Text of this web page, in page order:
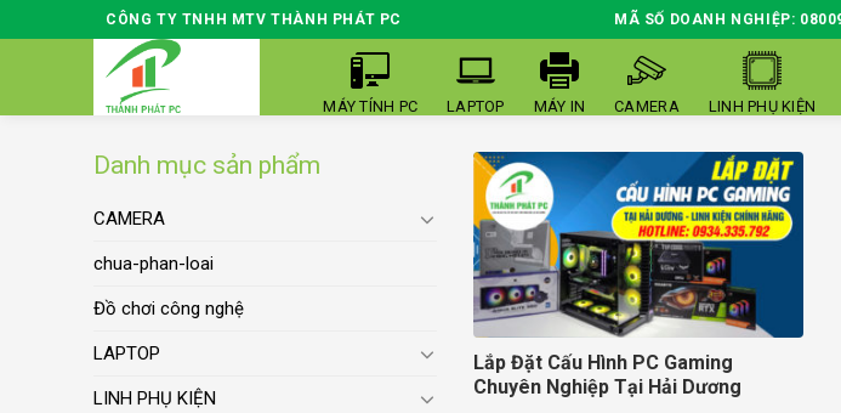
to
CÔNG TY TNHH MTV THÀNH PHÁT PC MÃ SỐ DOANH NGHIỆP:
MÁY TÍNH PC LAPTOP MÁY IN CAMERA LINH PHỤ KIỆN
Danh mục sản phẩm
CAMERA
chua-phan-loai
Đồ chơi công nghệ
LAPTOP
LINH PHỤ KIỆN
Lắp Đặt Cấu Hình PC Gaming
Chuyên Nghiệp Tại Hải Dương